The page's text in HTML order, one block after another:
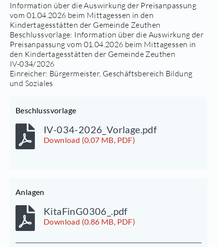
Information über die Auswirkung der Preisanpassung
vom 01.04.2026 beim Mittagessen in den
Kindertagesstätten der Gemeinde Zeuthen
Beschlussvorlage: Information über die Auswirkung der
Preisanpassung vom 01.04.2026 beim Mittagessen in
den Kindertagesstätten der Gemeinde Zeuthen
IV-034/2026
Einreicher: Bürgermeister, Geschäftsbereich Bildung
und Soziales
Beschlussvorlage
IV-034-2026_Vorlage.pdf
Download (0.07 MB, PDF)
Anlagen
KitaFinG0306_.pdf
Download (0.86 MB, PDF)